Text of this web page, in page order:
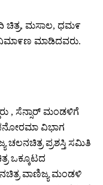
ಚಿತ್ರ, ಮಸಾಲ, ಧಮ೯
ನಿಮಾ೯ಣ ಮಾಡಿದವರು.
, ಸೆನ್ಸಾರ್ ಮಂಡಳಿಗೆ
ಪನೋರಮಾ ವಿಭಾಗ
ಚಲನಚಿತ್ರ ಪ್ರಶಸ್ತಿ ಸಮಿತಿ
ಒಕ್ಕೂಟದ
ವಾಣಿಜ್ಯ ಮಂಡಳಿ